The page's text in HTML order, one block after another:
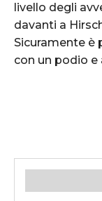
livello degli
davanti a
Sicuramente è
con un podio e